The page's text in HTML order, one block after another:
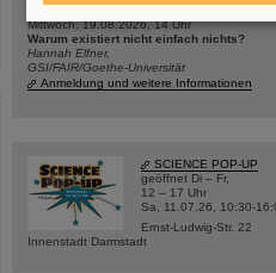
Mittwoch, 19.08.2026, 14 Uhr
Warum existiert nicht einfach nichts?
Hannah Elfner,
GSI/FAIR/Goethe-Universität
Anmeldung und weitere Informationen
SCIENCE POP-UP
geöffnet Di – Fr,
12 – 17 Uhr
Sa, 11.07.26, 10:30-
Ernst-Ludwig-Str. 22
Innenstadt Darmstadt